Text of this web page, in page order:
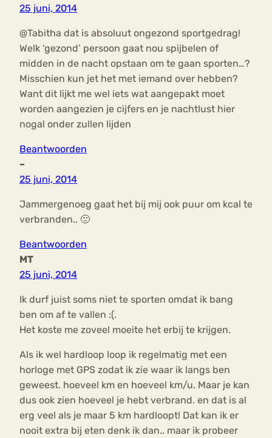
25 juni, 2014
@Tabitha dat is absoluut ongezond sportgedrag!
Welk ‘gezond’ persoon gaat nou spijbelen of
midden in de nacht opstaan om te gaan sporten…?
Misschien kun jet het met iemand over hebben?
Want dit lijkt me wel iets wat aangepakt moet
worden aangezien je cijfers en je nachtlust hier
nogal onder zullen lijden
Beantwoorden
–
25 juni, 2014
Jammergenoeg gaat het bij mij ook puur om kcal te
verbranden.. 🙁
Beantwoorden
MT
25 juni, 2014
Ik durf juist soms niet te sporten omdat ik bang
ben om af te vallen :(.
Het koste me zoveel moeite het erbij te krijgen.
Als ik wel hardloop loop ik regelmatig met een
horloge met GPS zodat ik zie waar ik langs ben
geweest. hoeveel km en hoeveel km/u. Maar je kan
dus ook zien hoeveel je hebt verbrand. en dat is al
erg veel als je maar 5 km hardloopt! Dat kan ik er
nooit extra bij eten denk ik dan.. maar ik probeer